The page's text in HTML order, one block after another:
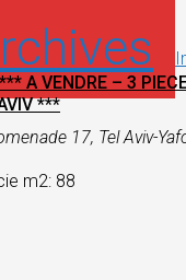
A VENDRE – 3
***
17, Tel Aviv-
m2: 88